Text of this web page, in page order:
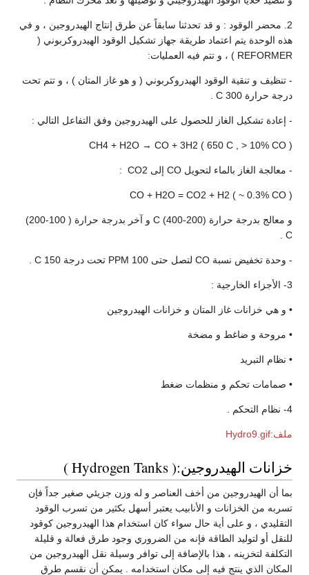
2. محضر الوقود : و قد تحدثنا سابقاً عن طرق إنتاج الهيدروجين ، و في
هذه الوحدة يتم اعتماد طريقة جهاز تشكيل الوقود الهيدروكربوني (
REFORMER ) ، و تتم فيه العمليات:
- تنظيف و تنقية الوقود الهيدروكربوني ( و هو غاز المتان ) ، و تتم تحت
درجة حرارة 300 C .
- إعادة تشكيل الغاز للحصول على الهيدروجين وفق التفاعل التالي :
CH4 + H2O → CO + 3H2 ( 650 C , > 10% CO )
- معالجة الغاز بالماء لتحويل CO إلى CO2 :
CO + H2O = CO2 + H2 ( ~ 0.3% CO )
و معالج بدرجة حرارة (200-400) C و آخر بدرجة حرارة ( 100-200)
C .
- وحدة تخفيض نسبة CO لتصل حتى 100 PPM تحت درجة 150 C .
3- الأجزاء الخارجية :
• و هي خزانات غاز المتان و خزانات الهيدروجين
• مروحة و ضاغط و مضخة
• نظام التبريد
• صمامات تحكم و منظمات ضغط
4- نظام التحكم .
ملف:Hydro9.gif
خزانات الهيدروجين:( Hydrogen Tanks )
بما أن الهيدروجين من أخف العناصر و له وزن جزيئي صغير جداً فإن
تسربه من الخزانات و الأنابيب يعتبر أسهل بكثير من تسرب الوقود
التقليدي ، و على أية حال سواء كان استخدام هذا الهيدروجين كوقود
للنقل أو لتوليد الطاقة فإنه من الضروري وجود طرق فعالة و قليلة
التكلفة لتخزينه ، هذا بالإضافة إلى توافر وسيلة نقل الهيدروجين من
المكان الذي ينتج فيه إلى مكان استخدامه . يمكن أن نقسم طرق